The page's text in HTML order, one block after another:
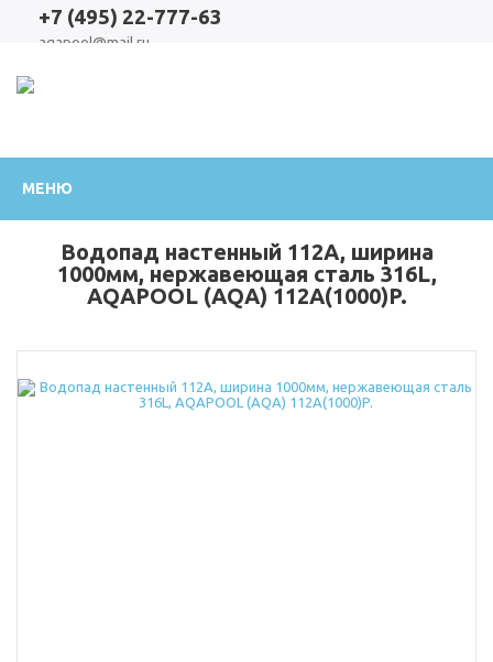
+7 (495) 22-777-63
aqapool@mail.ru
МЕНЮ
интернет-
магазин
Водопад настенный 112A, ширина
1000мм, нержавеющая сталь 316L,
AQAPOOL (AQA) 112A(1000)P.